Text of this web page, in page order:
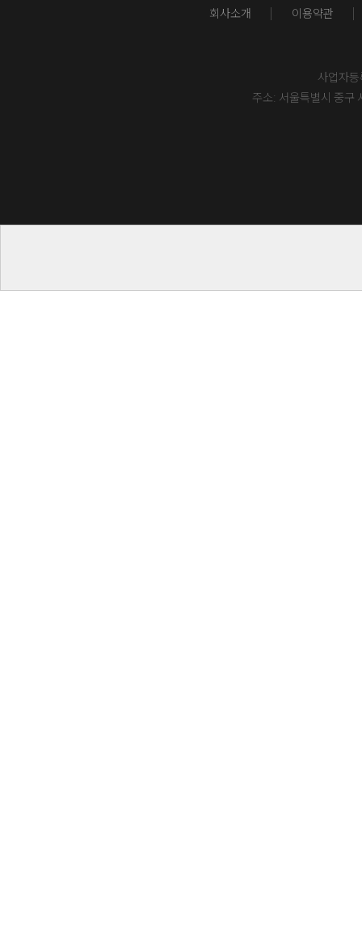
회사소개 이용약관
사업자
주소: 서울특별시 중구